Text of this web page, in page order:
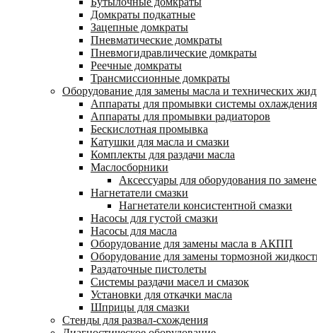
Домкраты подкатные
Зацепные домкраты
Пневматические домкраты
Пневмогидравлические домкраты
Реечные домкраты
Трансмиссионные домкраты
Оборудование для замены масла и технических
Аппараты для промывки системы охлаждения
Аппараты для промывки радиаторов
Бескислотная промывка
Катушки для масла и смазки
Комплекты для раздачи масла
Маслосборники
Аксессуары для оборудования по
Нагнетатели смазки
Нагнетатели консистентной смазки
Насосы для густой смазки
Насосы для масла
Оборудование для замены масла в АКПП
Оборудование для замены тормозной
Раздаточные пистолеты
Системы раздачи масел и смазок
Установки для откачки масла
Шприцы для смазки
Стенды для развал-схождения